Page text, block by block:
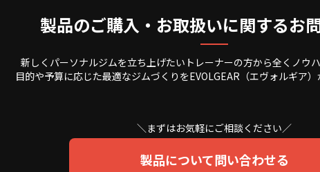
製品のご購入・お取扱いに関するお
新しくパーソナルジムを立ち上げたいトレーナーの方から全くノウ
目的や予算に応じた最適なジムづくりをEVOLGEAR（エヴォルギア
＼まずはお気軽にご相談ください／
製品について問い合わせる